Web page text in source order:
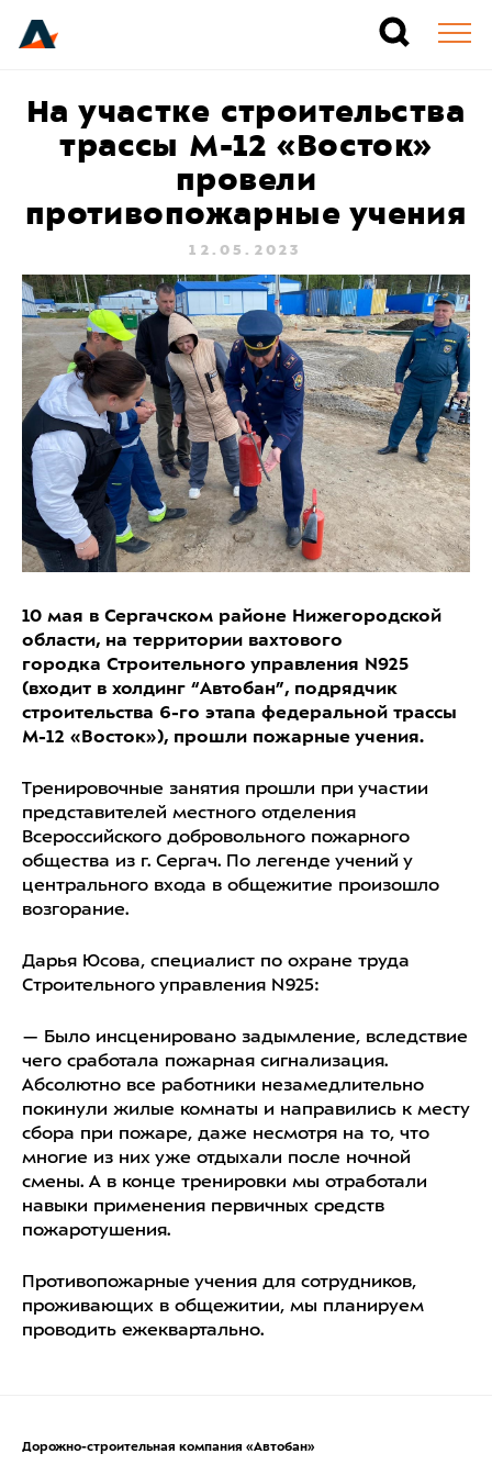
На участке строительства
трассы М-12 «Восток»
провели
противопожарные учения
12.05.2023
10 мая в Сергачском районе Нижегородской
области, на территории вахтового
городка Строительного управления N925
(входит в холдинг “Автобан”, подрядчик
строительства 6-го этапа федеральной трассы
М-12 «Восток»), прошли пожарные учения.
Тренировочные занятия прошли при участии
представителей местного отделения
Всероссийского добровольного пожарного
общества из г. Сергач. По легенде учений у
центрального входа в общежитие произошло
возгорание.
Дарья Юсова, специалист по охране труда
Строительного управления N925:
— Было инсценировано задымление, вследствие
чего сработала пожарная сигнализация.
Абсолютно все работники незамедлительно
покинули жилые комнаты и направились к месту
сбора при пожаре, даже несмотря на то, что
многие из них уже отдыхали после ночной
смены. А в конце тренировки мы отработали
навыки применения первичных средств
пожаротушения.
Противопожарные учения для сотрудников,
проживающих в общежитии, мы планируем
проводить ежеквартально.
Дорожно-строительная компания «Автобан»